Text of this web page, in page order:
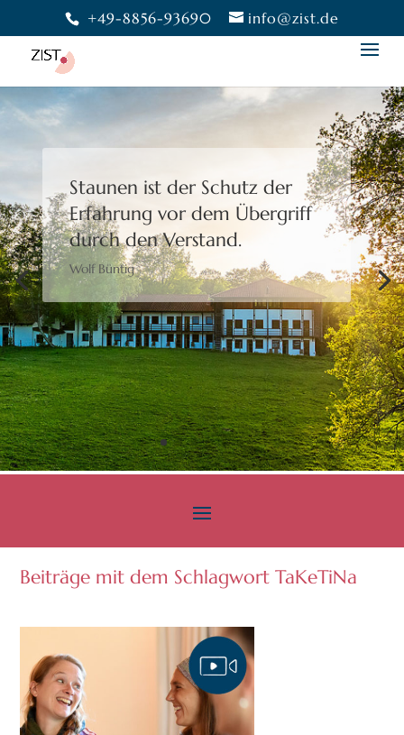
+49-8856-93690 info@zist.de
Staunen ist der Schutz der
Erfahrung vor dem Übergriff
durch den Verstand.
Wolf Büntig
Bewusstheit gibt uns die
Freiheit,eine Wahl zu treffen.
Moshé Feldenkrais
Beiträge mit dem Schlagwort TaKeTiNa